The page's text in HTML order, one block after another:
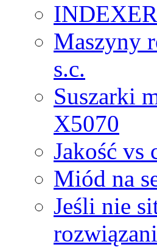
Maszyny
s.c.
Suszarki
X5070
Jakość vs
Miód na
Jeśli nie